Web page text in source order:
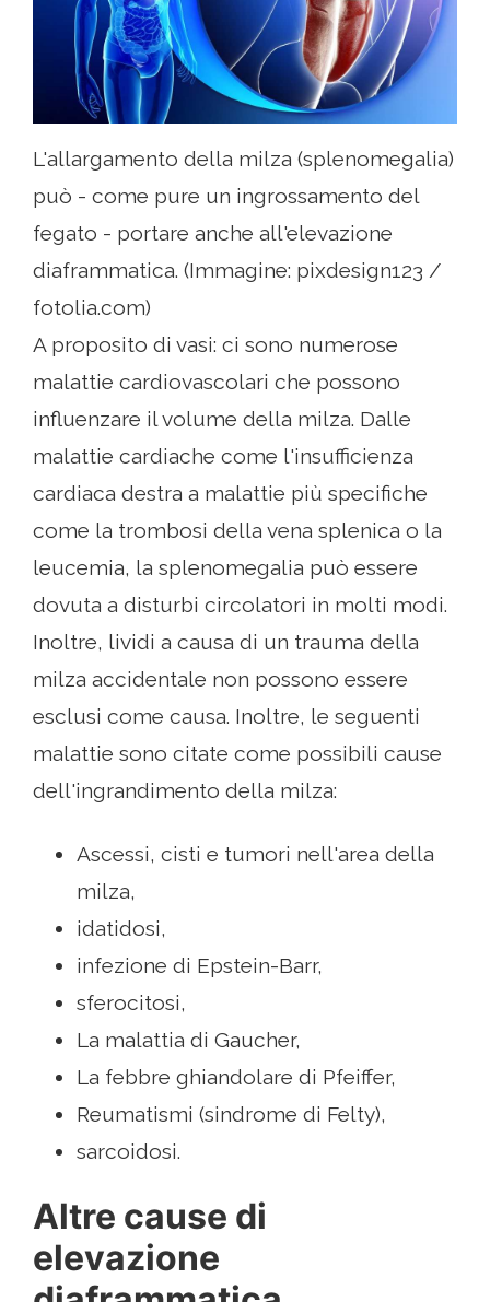
L'allargamento della milza (splenomegalia)
può - come pure un ingrossamento del
fegato - portare anche all'elevazione
diaframmatica. (Immagine: pixdesign123 /
fotolia.com)
A proposito di vasi: ci sono numerose
malattie cardiovascolari che possono
influenzare il volume della milza. Dalle
malattie cardiache come l'insufficienza
cardiaca destra a malattie più specifiche
come la trombosi della vena splenica o la
leucemia, la splenomegalia può essere
dovuta a disturbi circolatori in molti modi.
Inoltre, lividi a causa di un trauma della
milza accidentale non possono essere
esclusi come causa. Inoltre, le seguenti
malattie sono citate come possibili cause
dell'ingrandimento della milza:
Ascessi, cisti e tumori nell'area della
milza,
idatidosi,
infezione di Epstein-Barr,
sferocitosi,
La malattia di Gaucher,
La febbre ghiandolare di Pfeiffer,
Reumatismi (sindrome di Felty),
sarcoidosi.
Altre cause di
elevazione